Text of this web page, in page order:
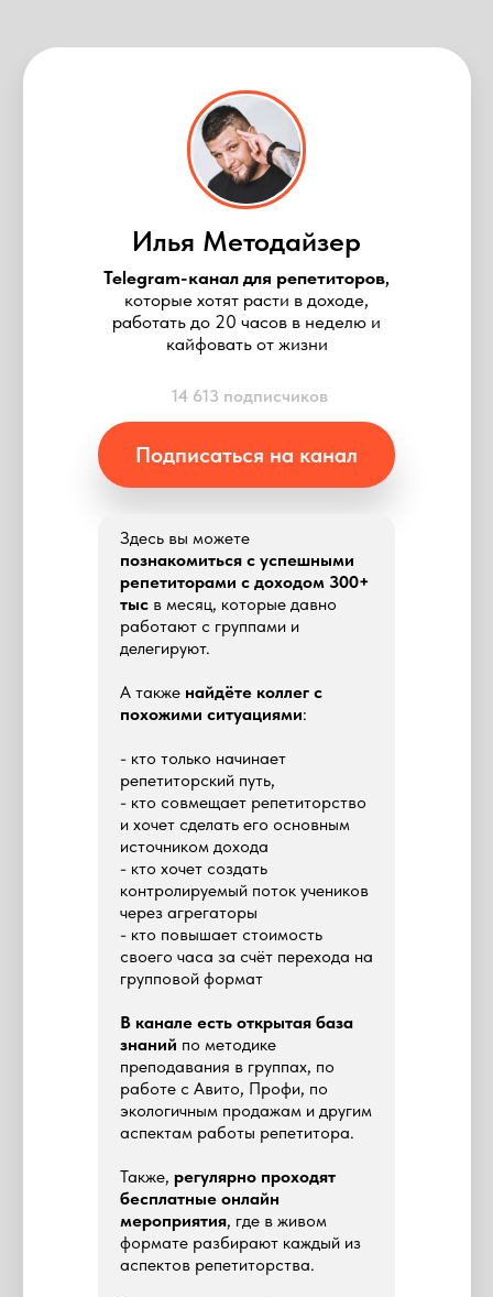
Подписаться на канал
14 613 подписчиков
Илья Методайзер
Telegram-канал для репетиторов,
которые хотят расти в доходе,
работать до 20 часов в неделю и
кайфовать от жизни
Здесь вы можете
познакомиться с успешными
репетиторами с доходом 300+
тыс в месяц, которые давно
работают с группами и
делегируют.
А также найдёте коллег с
похожими ситуациями:
- кто только начинает
репетиторский путь,
- кто совмещает репетиторство
и хочет сделать его основным
источником дохода
- кто хочет создать
контролируемый поток учеников
через агрегаторы
- кто повышает стоимость
своего часа за счёт перехода на
групповой формат
В канале есть открытая база
знаний по методике
преподавания в группах, по
работе с Авито, Профи, по
экологичным продажам и другим
аспектам работы репетитора.
Также, регулярно проходят
бесплатные онлайн
мероприятия, где в живом
формате разбирают каждый из
аспектов репетиторства.